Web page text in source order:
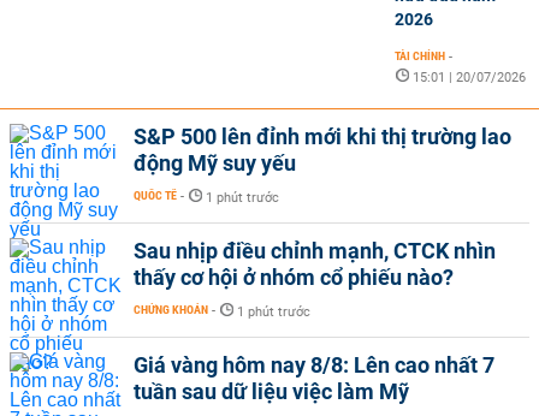
2026
TÀI CHÍNH -
15:01 | 20/07/2026
S&P 500 lên đỉnh mới khi thị trường lao
động Mỹ suy yếu
QUỐC TẾ - 1 phút trước
Sau nhịp điều chỉnh mạnh, CTCK nhìn
thấy cơ hội ở nhóm cổ phiếu nào?
CHỨNG KHOÁN - 1 phút trước
Giá vàng hôm nay 8/8: Lên cao nhất 7
tuần sau dữ liệu việc làm Mỹ